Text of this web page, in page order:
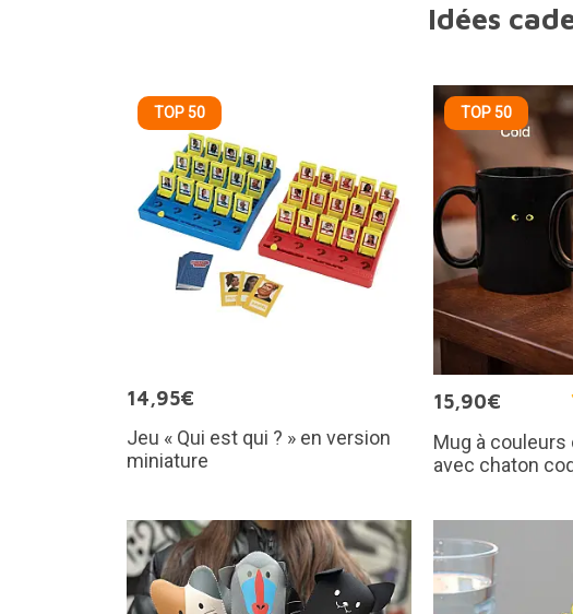
Idées
TOP 50
14,95€
Jeu « Qui est qui ? » en version
miniature
TOP 50
15,90€
Mug à
avec chaton